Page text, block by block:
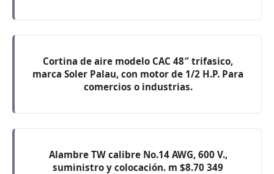
Cortina de aire modelo CAC 48″ trifasico,
marca Soler Palau, con motor de 1/2 H.P. Para
comercios o industrias.
Alambre TW calibre No.14 AWG, 600 V.,
suministro y colocación. m $8.70 349